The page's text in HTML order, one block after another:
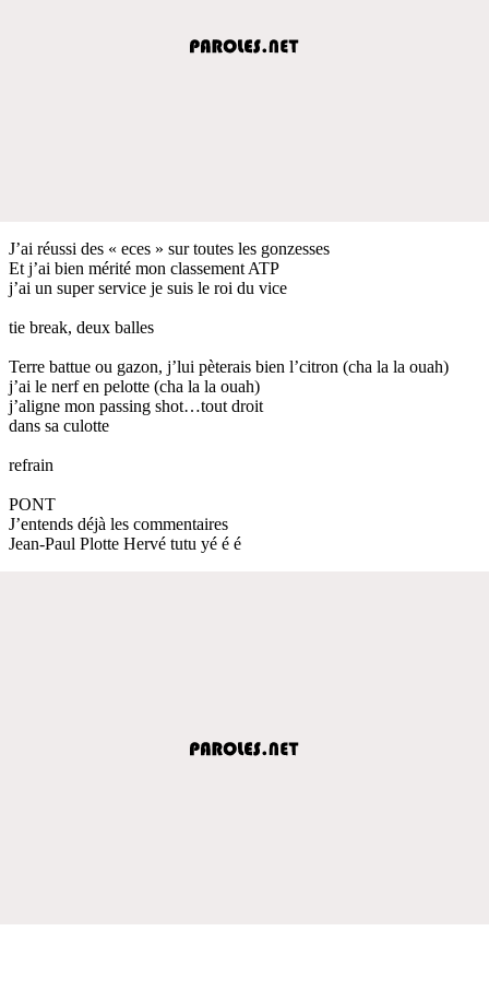
J’ai réussi des « eces » sur toutes les gonzesses
Et j’ai bien mérité mon classement ATP
j’ai un super service je suis le roi du vice
tie break, deux balles
Terre battue ou gazon, j’lui pèterais bien l’citron (cha la la ouah)
j’ai le nerf en pelotte (cha la la ouah)
j’aligne mon passing shot…tout droit
dans sa culotte
refrain
PONT
J’entends déjà les commentaires
Jean-Paul Plotte Hervé tutu yé é é